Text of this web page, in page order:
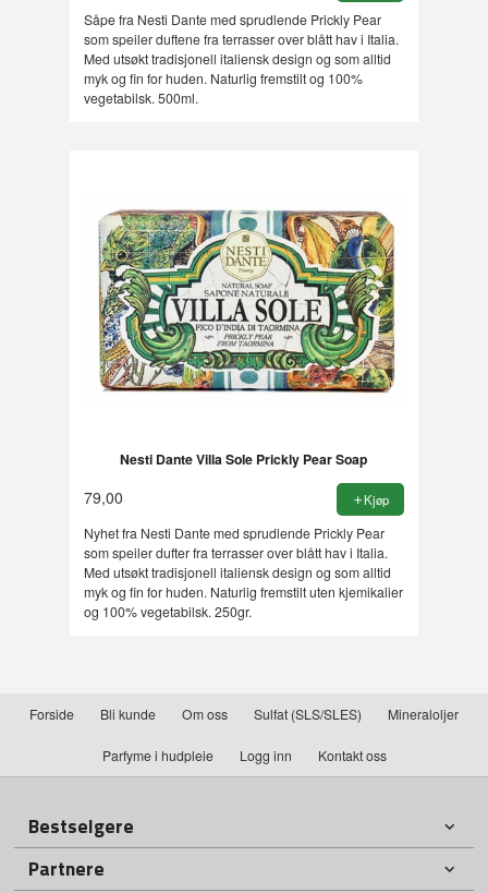
Såpe fra Nesti Dante med sprudlende Prickly Pear
som speiler duftene fra terrasser over blått hav i Italia.
Med utsøkt tradisjonell italiensk design og som alltid
myk og fin for huden. Naturlig fremstilt og 100%
vegetabilsk. 500ml.
Nesti Dante Villa Sole Prickly Pear Soap
79,00 Kjøp
Nyhet fra Nesti Dante med sprudlende Prickly Pear
som speiler dufter fra terrasser over blått hav i Italia.
Med utsøkt tradisjonell italiensk design og som alltid
myk og fin for huden. Naturlig fremstilt uten kjemikalier
og 100% vegetabilsk. 250gr.
Forside Bli kunde Om oss Sulfat (SLS/SLES) Mineraloljer
Parfyme i hudpleie Logg inn Kontakt oss
Bestselgere
Partnere